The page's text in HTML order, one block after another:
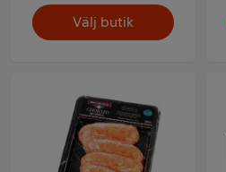
Välj butik